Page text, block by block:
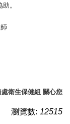
。
處衛生保健組 關心您
瀏覽數: 12515